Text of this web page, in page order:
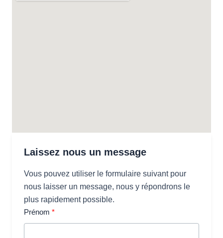
Laissez nous un message
Vous pouvez utiliser le formulaire suivant pour
nous laisser un message, nous y répondrons le
plus rapidement possible.
Prénom